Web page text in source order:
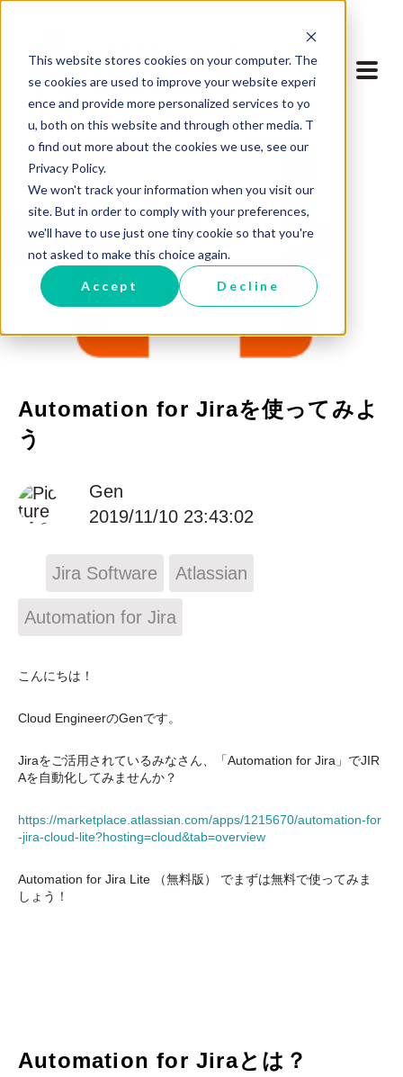
This website stores cookies on your computer. The
se cookies are used to improve your website experi
ence and provide more personalized services to yo
u, both on this website and through other media. T
o find out more about the cookies we use, see our
Privacy Policy.
We won't track your information when you visit our
site. But in order to comply with your preferences,
we'll have to use just one tiny cookie so that you're
not asked to make this choice again.
Accept Decline
ブログに戻る
Automation for Jiraを使ってみよ
う
Gen
2019/11/10 23:43:02
Jira Software Atlassian
Automation for Jira
こんにちは！
Cloud EngineerのGenです。
Jiraをご活用されているみなさん、「Automation for Jira」でJIR
Aを自動化してみませんか？
https://marketplace.atlassian.com/apps/1215670/automation-for
-jira-cloud-lite?hosting=cloud&tab=overview
Automation for Jira Lite （無料版） でまずは無料で使ってみま
しょう！
Automation for Jiraとは？